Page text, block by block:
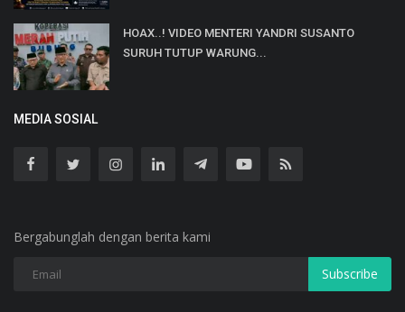
HOAX..! VIDEO MENTERI YANDRI SUSANTO
SURUH TUTUP WARUNG...
MEDIA SOSIAL
Bergabunglah dengan berita kami
Subscribe